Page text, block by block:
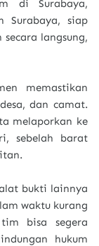
di Surabaya,
Surabaya, siap
langsung,
memastikan
dan camat.
melaporkan ke
sebelah barat
bukti lainnya
waktu kurang
bisa segera
hukum